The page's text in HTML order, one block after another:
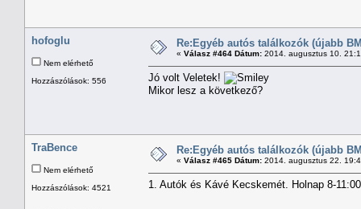
hofoglu
Nem elérhető
Hozzászólások: 556
Re:Egyéb autós találkozók (újabb
« Válasz #464 Dátum: 2014. augusztus 10.
Jó volt Veletek!
Mikor lesz a következő?
TraBence
Nem elérhető
Hozzászólások: 4521
Re:Egyéb autós találkozók (újabb
« Válasz #465 Dátum: 2014. augusztus 22.
1. Autók és Kávé Kecskemét. Holnap 8-